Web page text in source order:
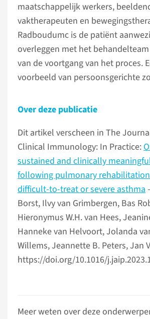
maatschappelijk werkers,
vaktherapeuten en
Radboudumc is de patiënt
overleggen met het
van de voortgang van het proces.
voorbeeld van persoonsgerichte
Over deze publicatie
Dit artikel verscheen in The
Clinical Immunology: In Practice:
sustained and clinically
following pulmonary
difficult-to-treat or severe asthma
Borst, Ilvy van Grimbergen, Bas
Hieronymus W.H. van Hees,
Hanneke van Helvoort, Jolanda
Willems, Jeannette B. Peters, Jan
https://doi.org/10.1016/
Meer weten over deze